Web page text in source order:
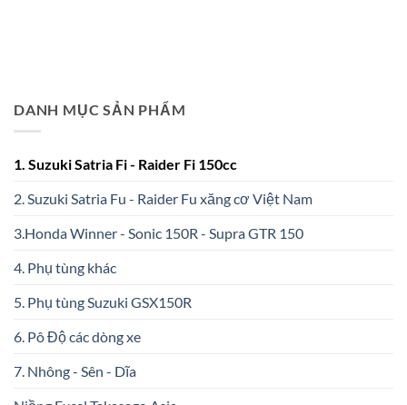
DANH MỤC SẢN PHẨM
1. Suzuki Satria Fi - Raider Fi 150cc
2. Suzuki Satria Fu - Raider Fu xăng cơ Việt Nam
3.Honda Winner - Sonic 150R - Supra GTR 150
4. Phụ tùng khác
5. Phụ tùng Suzuki GSX150R
6. Pô Độ các dòng xe
7. Nhông - Sên - Dĩa